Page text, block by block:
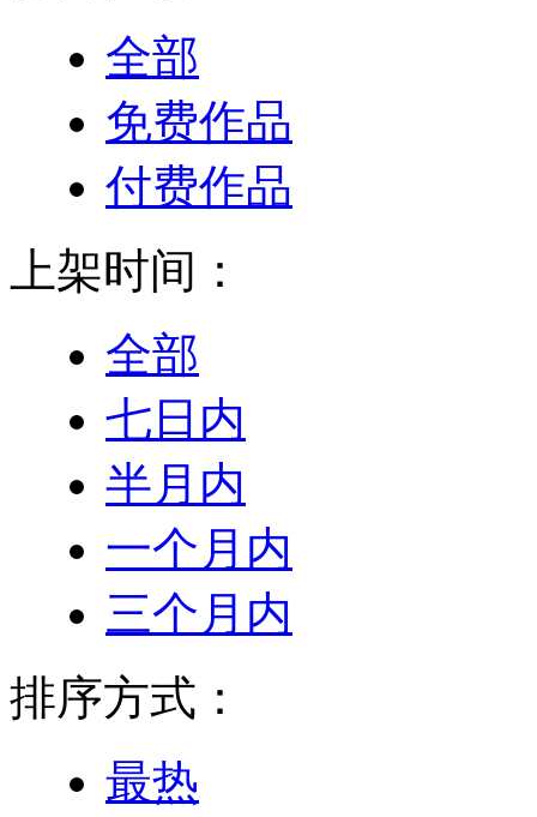
全部
免费作品
付费作品
上架时间：
全部
七日内
半月内
一个月内
三个月内
排序方式：
最热